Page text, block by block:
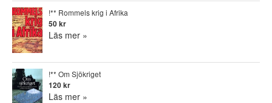
!** Rommels krig i Afrika
50 kr
Läs mer »
!** Om Sjökriget
120 kr
Läs mer »